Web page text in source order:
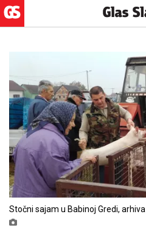
Stočni sajam u Babinoj Gredi, arhiva